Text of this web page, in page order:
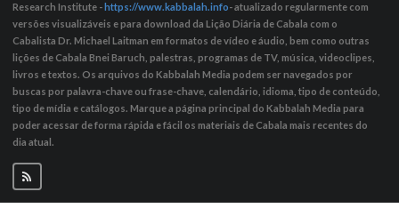
Research Institute - https://www.kabbalah.info- atualizado regularmente com
versões visualizáveis ​​e para download da Lição Diária de Cabala com o
Cabalista Dr. Michael Laitman em formatos de vídeo e áudio, bem como outras
lições de Cabala Bnei Baruch, palestras, programas de TV, música, videoclipes,
livros e textos. Os arquivos do Kabbalah Media podem ser navegados por
buscas por palavra-chave ou frase-chave, calendário, idioma, tipo de conteúdo,
tipo de mídia e catálogos. Marque a página principal do Kabbalah Media para
poder acessar de forma rápida e fácil os materiais de Cabala mais recentes do
dia atual.